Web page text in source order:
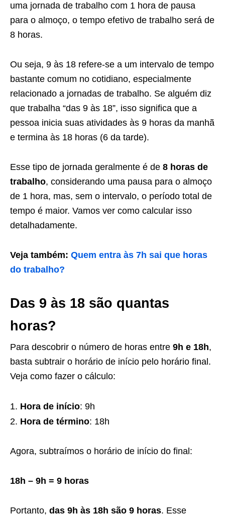
uma jornada de trabalho com 1 hora de pausa
para o almoço, o tempo efetivo de trabalho será de
8 horas.
Ou seja, 9 às 18 refere-se a um intervalo de tempo
bastante comum no cotidiano, especialmente
relacionado a jornadas de trabalho. Se alguém diz
que trabalha “das 9 às 18”, isso significa que a
pessoa inicia suas atividades às 9 horas da manhã
e termina às 18 horas (6 da tarde).
Esse tipo de jornada geralmente é de 8 horas de
trabalho, considerando uma pausa para o almoço
de 1 hora, mas, sem o intervalo, o período total de
tempo é maior. Vamos ver como calcular isso
detalhadamente.
Veja também: Quem entra às 7h sai que horas
do trabalho?
Das 9 às 18 são quantas
horas?
Para descobrir o número de horas entre 9h e 18h,
basta subtrair o horário de início pelo horário final.
Veja como fazer o cálculo:
Hora de início: 9h
Hora de término: 18h
Agora, subtraímos o horário de início do final:
18h – 9h = 9 horas
Portanto, das 9h às 18h são 9 horas. Esse